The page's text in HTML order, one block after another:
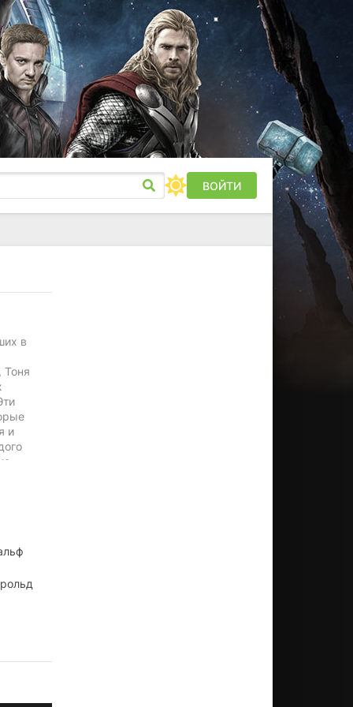
ВОЙТИ
в
и